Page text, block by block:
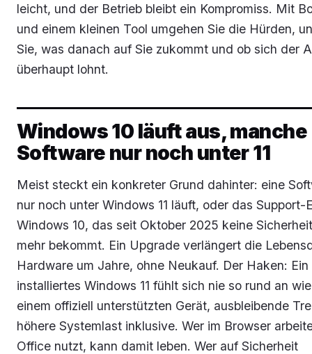
leicht, und der Betrieb bleibt ein Kompromiss. Mit
und einem kleinen Tool umgehen Sie die Hürden,
Sie, was danach auf Sie zukommt und ob sich der
überhaupt lohnt.
Windows 10 läuft aus, manche
Software nur noch unter 11
Meist steckt ein konkreter Grund dahinter: eine
nur noch unter Windows 11 läuft, oder das Support-
Windows 10, das seit Oktober 2025 keine
mehr bekommt. Ein Upgrade verlängert die
Hardware um Jahre, ohne Neukauf. Der Haken:
installiertes Windows 11 fühlt sich nie so rund an
einem offiziell unterstützten Gerät, ausbleibende
höhere Systemlast inklusive. Wer im Browser
Office nutzt, kann damit leben. Wer auf Sicherheit